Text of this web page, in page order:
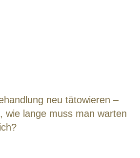
neu tätowieren –
wie lange muss man warten